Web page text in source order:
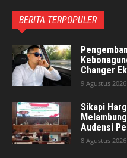
BERITA TERPOPULER
Changer
9 Agustus 2026
Sikapi
Audensi
8 Agustus 2026